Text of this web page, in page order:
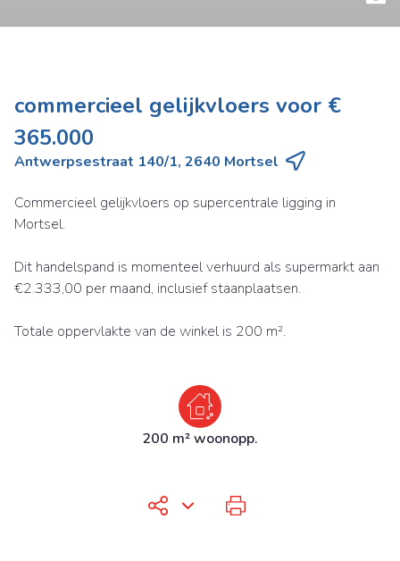
commercieel gelijkvloers voor €
365.000
Antwerpsestraat 140/1, 2640 Mortsel
Commercieel gelijkvloers op supercentrale ligging in
Mortsel.
Dit handelspand is momenteel verhuurd als supermarkt aan
€2.333,00 per maand, inclusief staanplaatsen.
Totale oppervlakte van de winkel is 200 m².
200 m² woonopp.